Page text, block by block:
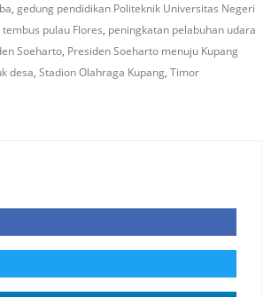
, gedung pendidikan Politeknik Universitas Negeri
pulau Flores, peningkatan pelabuhan udara
Soeharto, Presiden Soeharto menuju Kupang
desa, Stadion Olahraga Kupang, Timor